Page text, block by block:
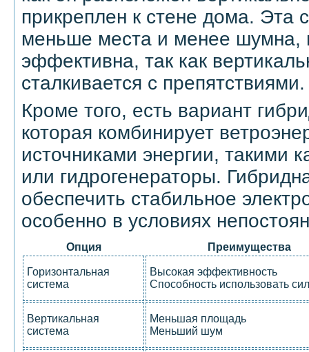
прикреплен к стене дома. Эта
меньше места и менее шумна,
эффективна, так как
сталкивается с препятствиями.
Кроме того, есть вариант
которая комбинирует
источниками энергии, такими
или гидрогенераторы.
обеспечить стабильное
особенно в условиях
Опция Преимущества
Горизонтальная
система
Высокая эффективность
Способность использовать
Вертикальная
система
Меньшая площадь
Меньший шум